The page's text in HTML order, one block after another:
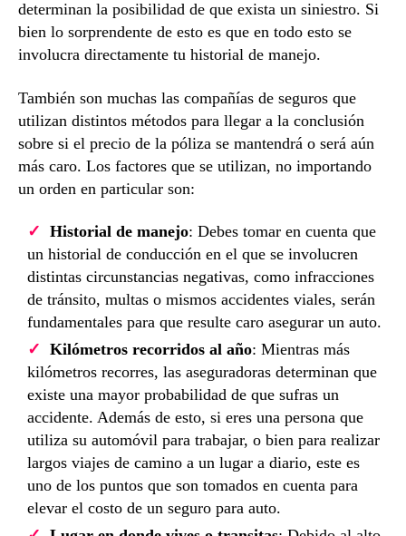
determinan la posibilidad de que exista un siniestro. Si
bien lo sorprendente de esto es que en todo esto se
involucra directamente tu historial de manejo.
También son muchas las compañías de seguros que
utilizan distintos métodos para llegar a la conclusión
sobre si el precio de la póliza se mantendrá o será aún
más caro. Los factores que se utilizan, no importando
un orden en particular son:
Historial de manejo: Debes tomar en cuenta que
un historial de conducción en el que se involucren
distintas circunstancias negativas, como infracciones
de tránsito, multas o mismos accidentes viales, serán
fundamentales para que resulte caro asegurar un auto.
Kilómetros recorridos al año: Mientras más
kilómetros recorres, las aseguradoras determinan que
existe una mayor probabilidad de que sufras un
accidente. Además de esto, si eres una persona que
utiliza su automóvil para trabajar, o bien para realizar
largos viajes de camino a un lugar a diario, este es
uno de los puntos que son tomados en cuenta para
elevar el costo de un seguro para auto.